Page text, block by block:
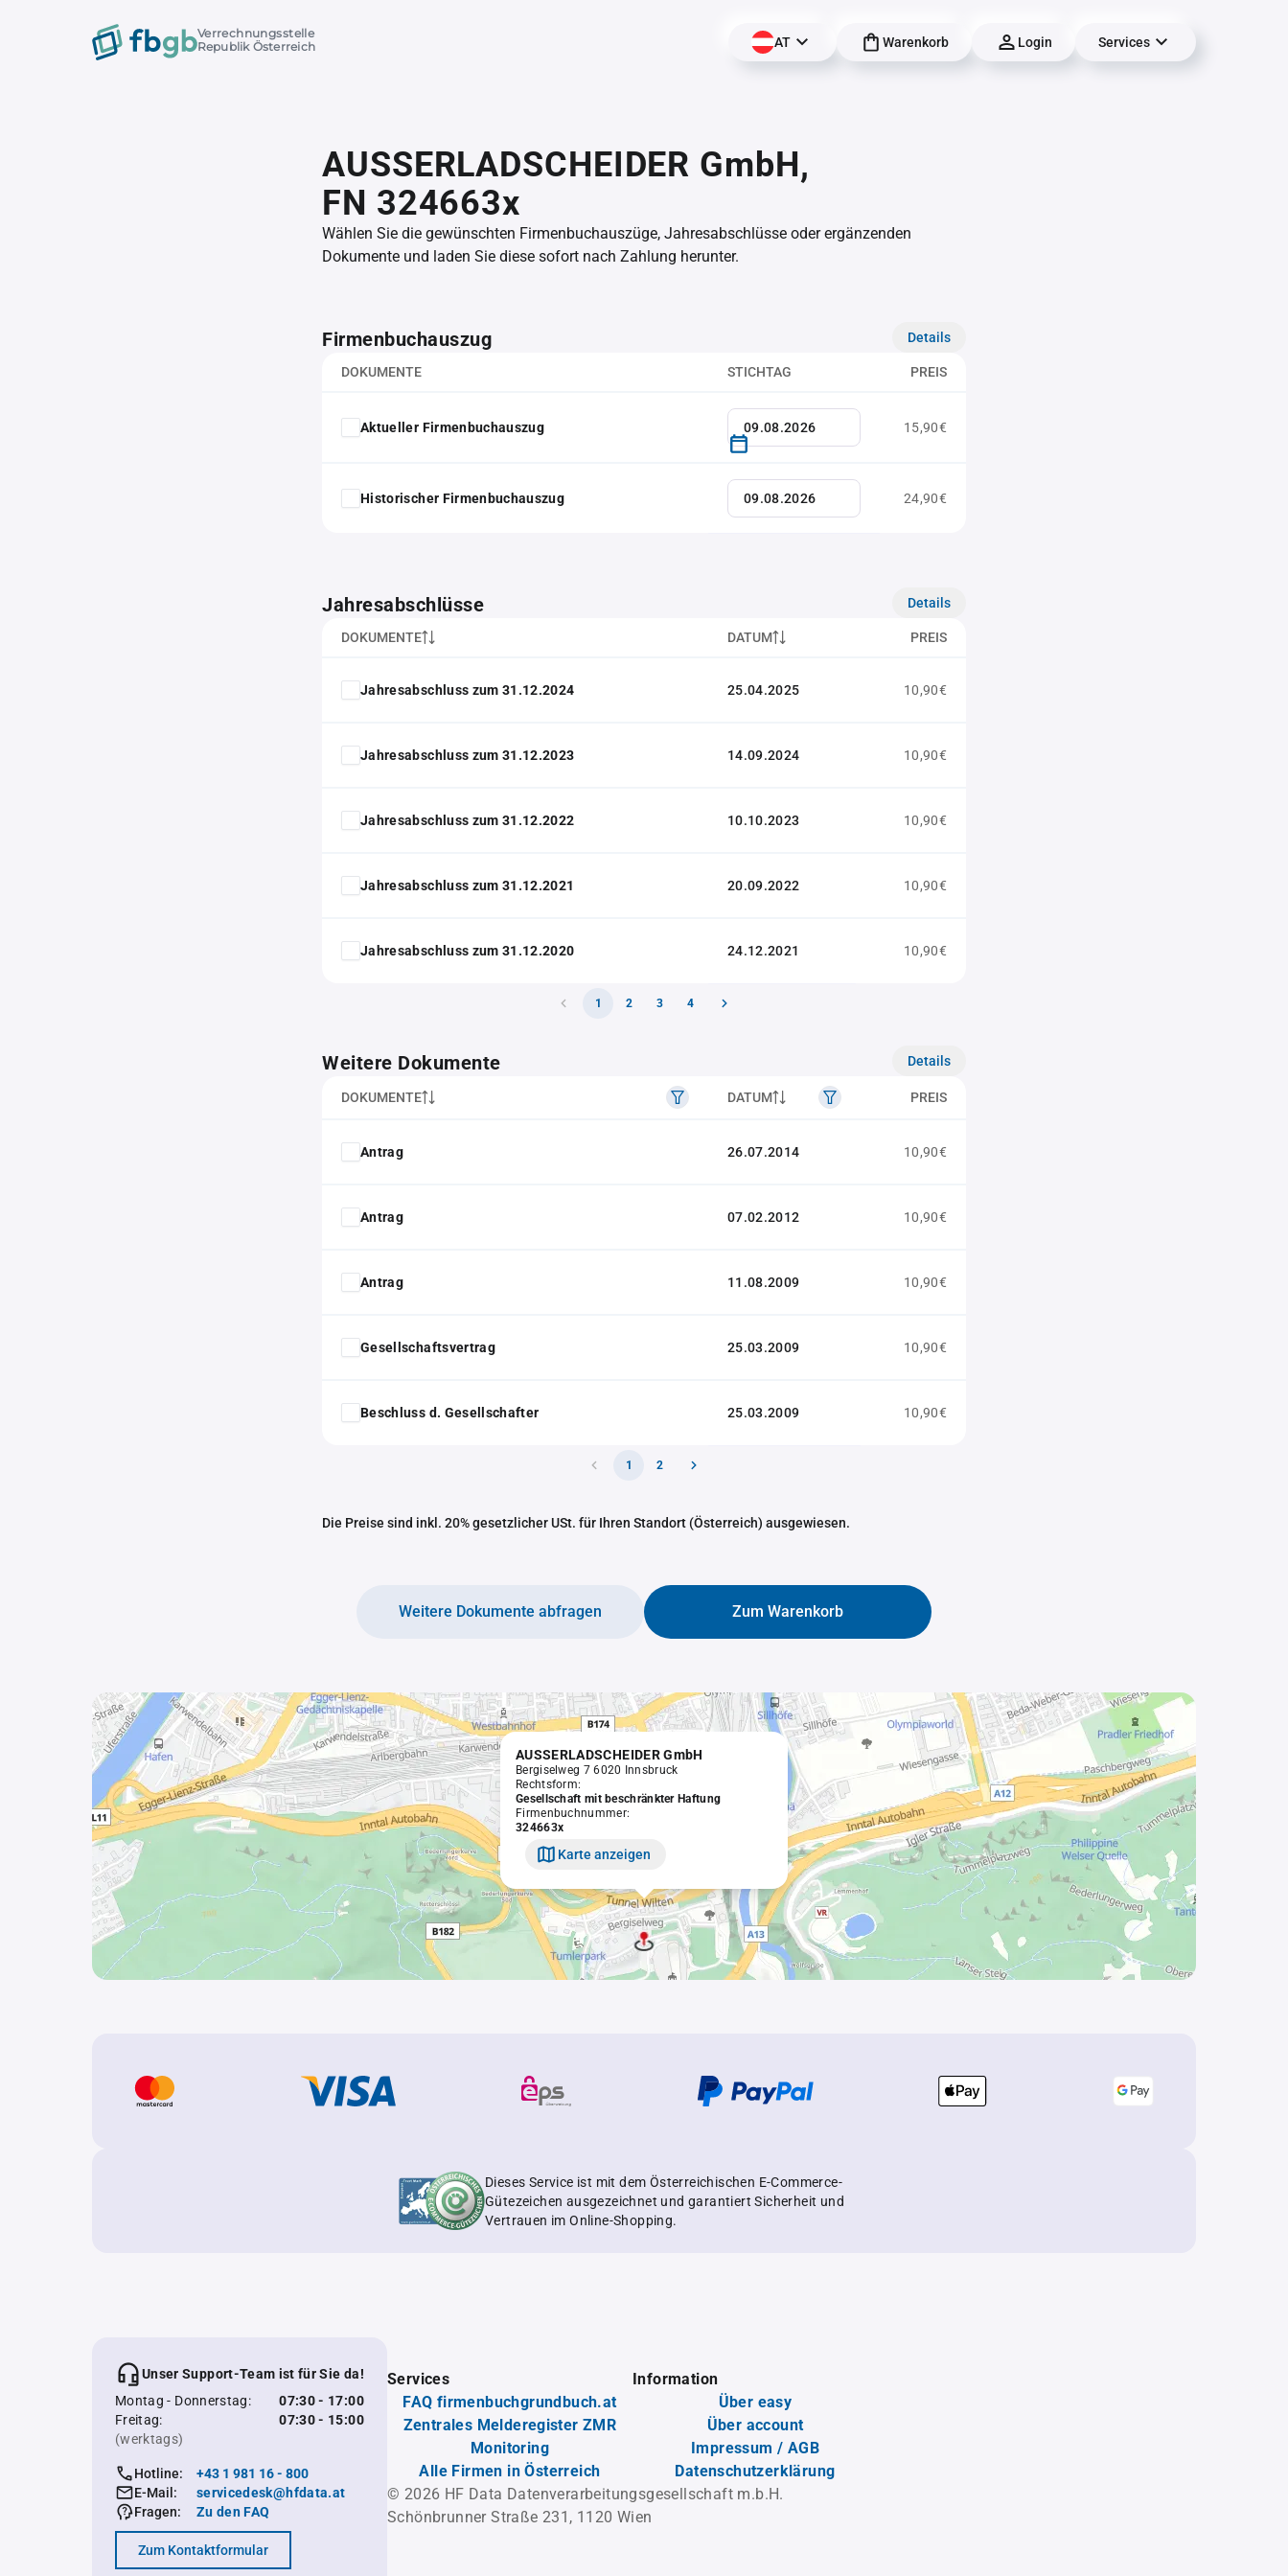
Verrechnungsstelle
Republik Österreich
AT Warenkorb Login Services
AUSSERLADSCHEIDER GmbH,
FN 324663x
Wählen Sie die gewünschten Firmenbuchauszüge, Jahresabschlüsse oder ergänzenden
Dokumente und laden Sie diese sofort nach Zahlung herunter.
Firmenbuchauszug Details
DOKUMENTE STICHTAG PREIS
Aktueller Firmenbuchauszug 15,90€
Historischer Firmenbuchauszug 24,90€
Jahresabschlüsse Details
DOKUMENTE DATUM PREIS
Jahresabschluss zum 31.12.2024 25.04.2025 10,90€
Jahresabschluss zum 31.12.2023 14.09.2024 10,90€
Jahresabschluss zum 31.12.2022 10.10.2023 10,90€
Jahresabschluss zum 31.12.2021 20.09.2022 10,90€
Jahresabschluss zum 31.12.2020 24.12.2021 10,90€
1 2 3 4
Weitere Dokumente Details
DOKUMENTE DATUM PREIS
Antrag 26.07.2014 10,90€
Antrag 07.02.2012 10,90€
Antrag 11.08.2009 10,90€
Gesellschaftsvertrag 25.03.2009 10,90€
Beschluss d. Gesellschafter 25.03.2009 10,90€
1 2
Die Preise sind inkl. 20% gesetzlicher USt. für Ihren Standort (Österreich) ausgewiesen.
Zum Warenkorb
Weitere Dokumente abfragen
AUSSERLADSCHEIDER GmbH
Bergiselweg 7 6020 Innsbruck
Rechtsform:
Gesellschaft mit beschränkter Haftung
Firmenbuchnummer:
324663x
Karte anzeigen
Dieses Service ist mit dem Österreichischen E-Commerce-
Gütezeichen ausgezeichnet und garantiert Sicherheit und
Vertrauen im Online-Shopping.
Unser Support-Team ist für Sie da!
Montag - Donnerstag:
07:30 - 17:00
Freitag:
07:30 - 15:00
(werktags)
Hotline:
+43 1 981 16 - 800
E-Mail:
servicedesk@hfdata.at
Fragen:
Zu den FAQ
Zum Kontaktformular
Services
FAQ firmenbuchgrundbuch.at
Zentrales Melderegister ZMR
Monitoring
Alle Firmen in Österreich
Information
Über easy
Über account
Impressum / AGB
Datenschutzerklärung
© 2026 HF Data Datenverarbeitungsgesellschaft m.b.H.
Schönbrunner Straße 231, 1120 Wien